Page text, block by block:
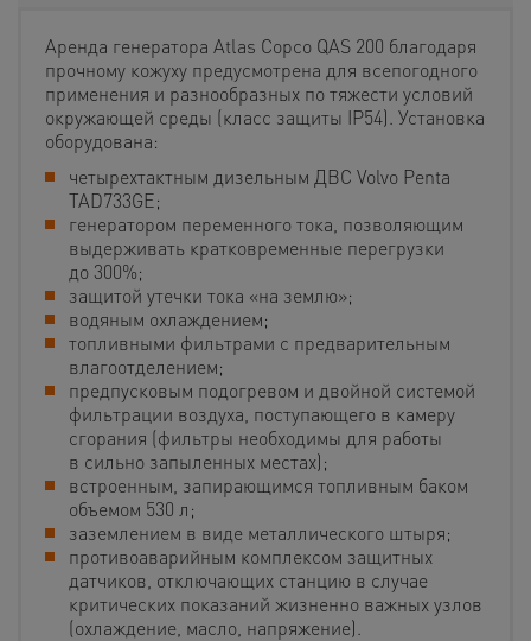
Аренда генератора Atlas Copco QAS 200 благодаря
прочному кожуху предусмотрена для всепогодного
применения и разнообразных по тяжести условий
окружающей среды (класс защиты IP54). Установка
оборудована:
четырехтактным дизельным ДВС Volvo Penta
TAD733GE;
генератором переменного тока, позволяющим
выдерживать кратковременные перегрузки
до 300%;
защитой утечки тока «на землю»;
водяным охлаждением;
топливными фильтрами с предварительным
влагоотделением;
предпусковым подогревом и двойной системой
фильтрации воздуха, поступающего в камеру
сгорания (фильтры необходимы для работы
в сильно запыленных местах);
встроенным, запирающимся топливным баком
объемом 530 л;
заземлением в виде металлического штыря;
противоаварийным комплексом защитных
датчиков, отключающих станцию в случае
критических показаний жизненно важных узлов
(охлаждение, масло, напряжение).